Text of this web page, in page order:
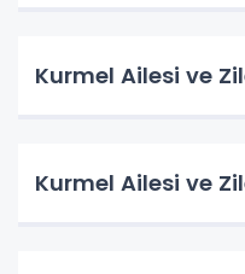
Kurmel Ailesi ve
Kurmel Ailesi ve